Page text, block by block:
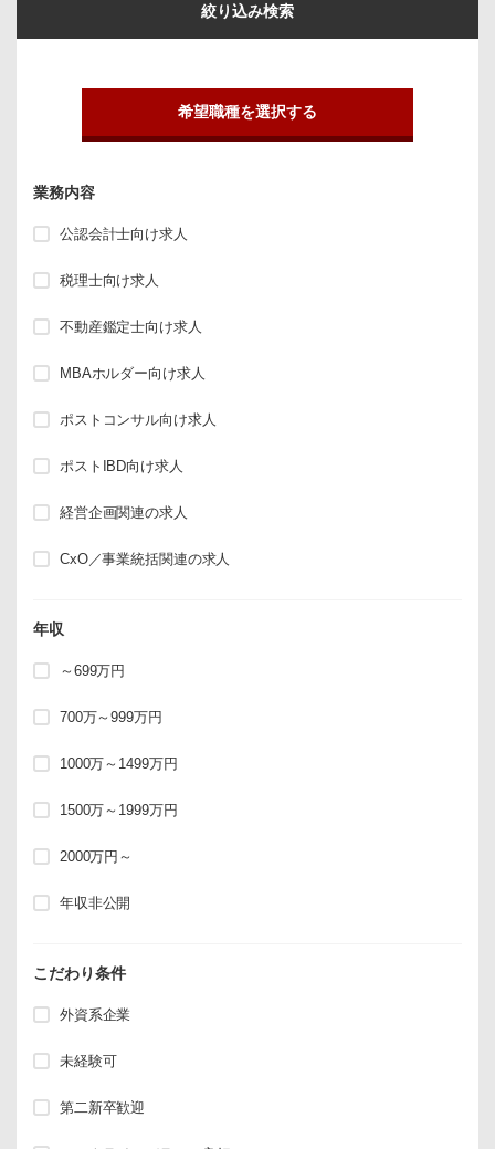
絞り込み検索
希望職種を選択する
業務内容
公認会計士向け求人
税理士向け求人
不動産鑑定士向け求人
MBAホルダー向け求人
ポストコンサル向け求人
ポストIBD向け求人
経営企画関連の求人
CxO／事業統括関連の求人
年収
～699万円
700万～999万円
1000万～1499万円
1500万～1999万円
2000万円～
年収非公開
こだわり条件
外資系企業
未経験可
第二新卒歓迎